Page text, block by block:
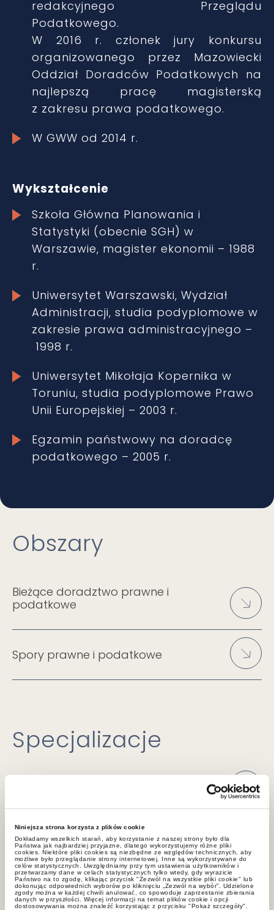
Niniejsza strona korzysta z plików cookie
Dokładamy wszelkich starań, aby korzystanie z naszej strony było dla
Państwa jak najbardziej przyjazne, dlatego wykorzystujemy różne pliki
cookies. Niektóre pliki cookies są niezbędne ze względów technicznych, aby
możliwe było przeglądanie strony internetowej. Inne są wykorzystywane do
celów statystycznych. Uwzględniamy przy tym ustawienia użytkowników i
przetwarzamy dane w celach statystycznych tylko wtedy, gdy wyrazicie
Państwo na to zgodę, klikając przycisk "Zezwól na wszystkie pliki cookie" lub
dokonując odpowiednich wyborów po kliknięciu „Zezwól na wybór”. Udzielone
zgody można w każdej chwili anulować, co spowoduje zaprzestanie zbierania
danych w przyszłości. Więcej informacji na temat plików cookie i opcji
dostosowywania można znaleźć korzystając z przycisku "Pokaż szczegóły".
redakcyjnego Przeglądu
Podatkowego.
W 2016 r. członek jury konkursu
organizowanego przez Mazowiecki
Oddział Doradców Podatkowych na
najlepszą pracę magisterską
z zakresu prawa podatkowego.
W GWW od 2014 r.
Wykształcenie
Szkoła Główna Planowania i
Statystyki (obecnie SGH) w
Warszawie, magister ekonomii – 1988
r.
Uniwersytet Warszawski, Wydział
Administracji, studia podyplomowe w
zakresie prawa administracyjnego –
1998 r.
Uniwersytet Mikołaja Kopernika w
Toruniu, studia podyplomowe Prawo
Unii Europejskiej – 2003 r.
Egzamin państwowy na doradcę
podatkowego – 2005 r.
Obszary
Bieżące doradztwo prawne i
podatkowe
Spory prawne i podatkowe
Specjalizacje
Postępowania VAT